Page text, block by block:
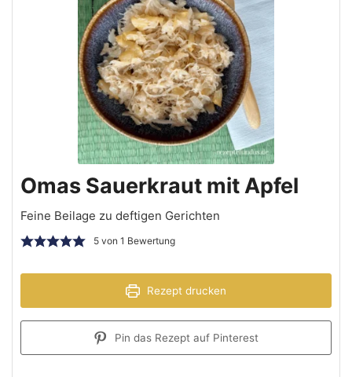
Omas Sauerkraut mit Apfel
Feine Beilage zu deftigen Gerichten
5von 1 Bewertung
Rezept drucken
Pin das Rezept auf Pinterest